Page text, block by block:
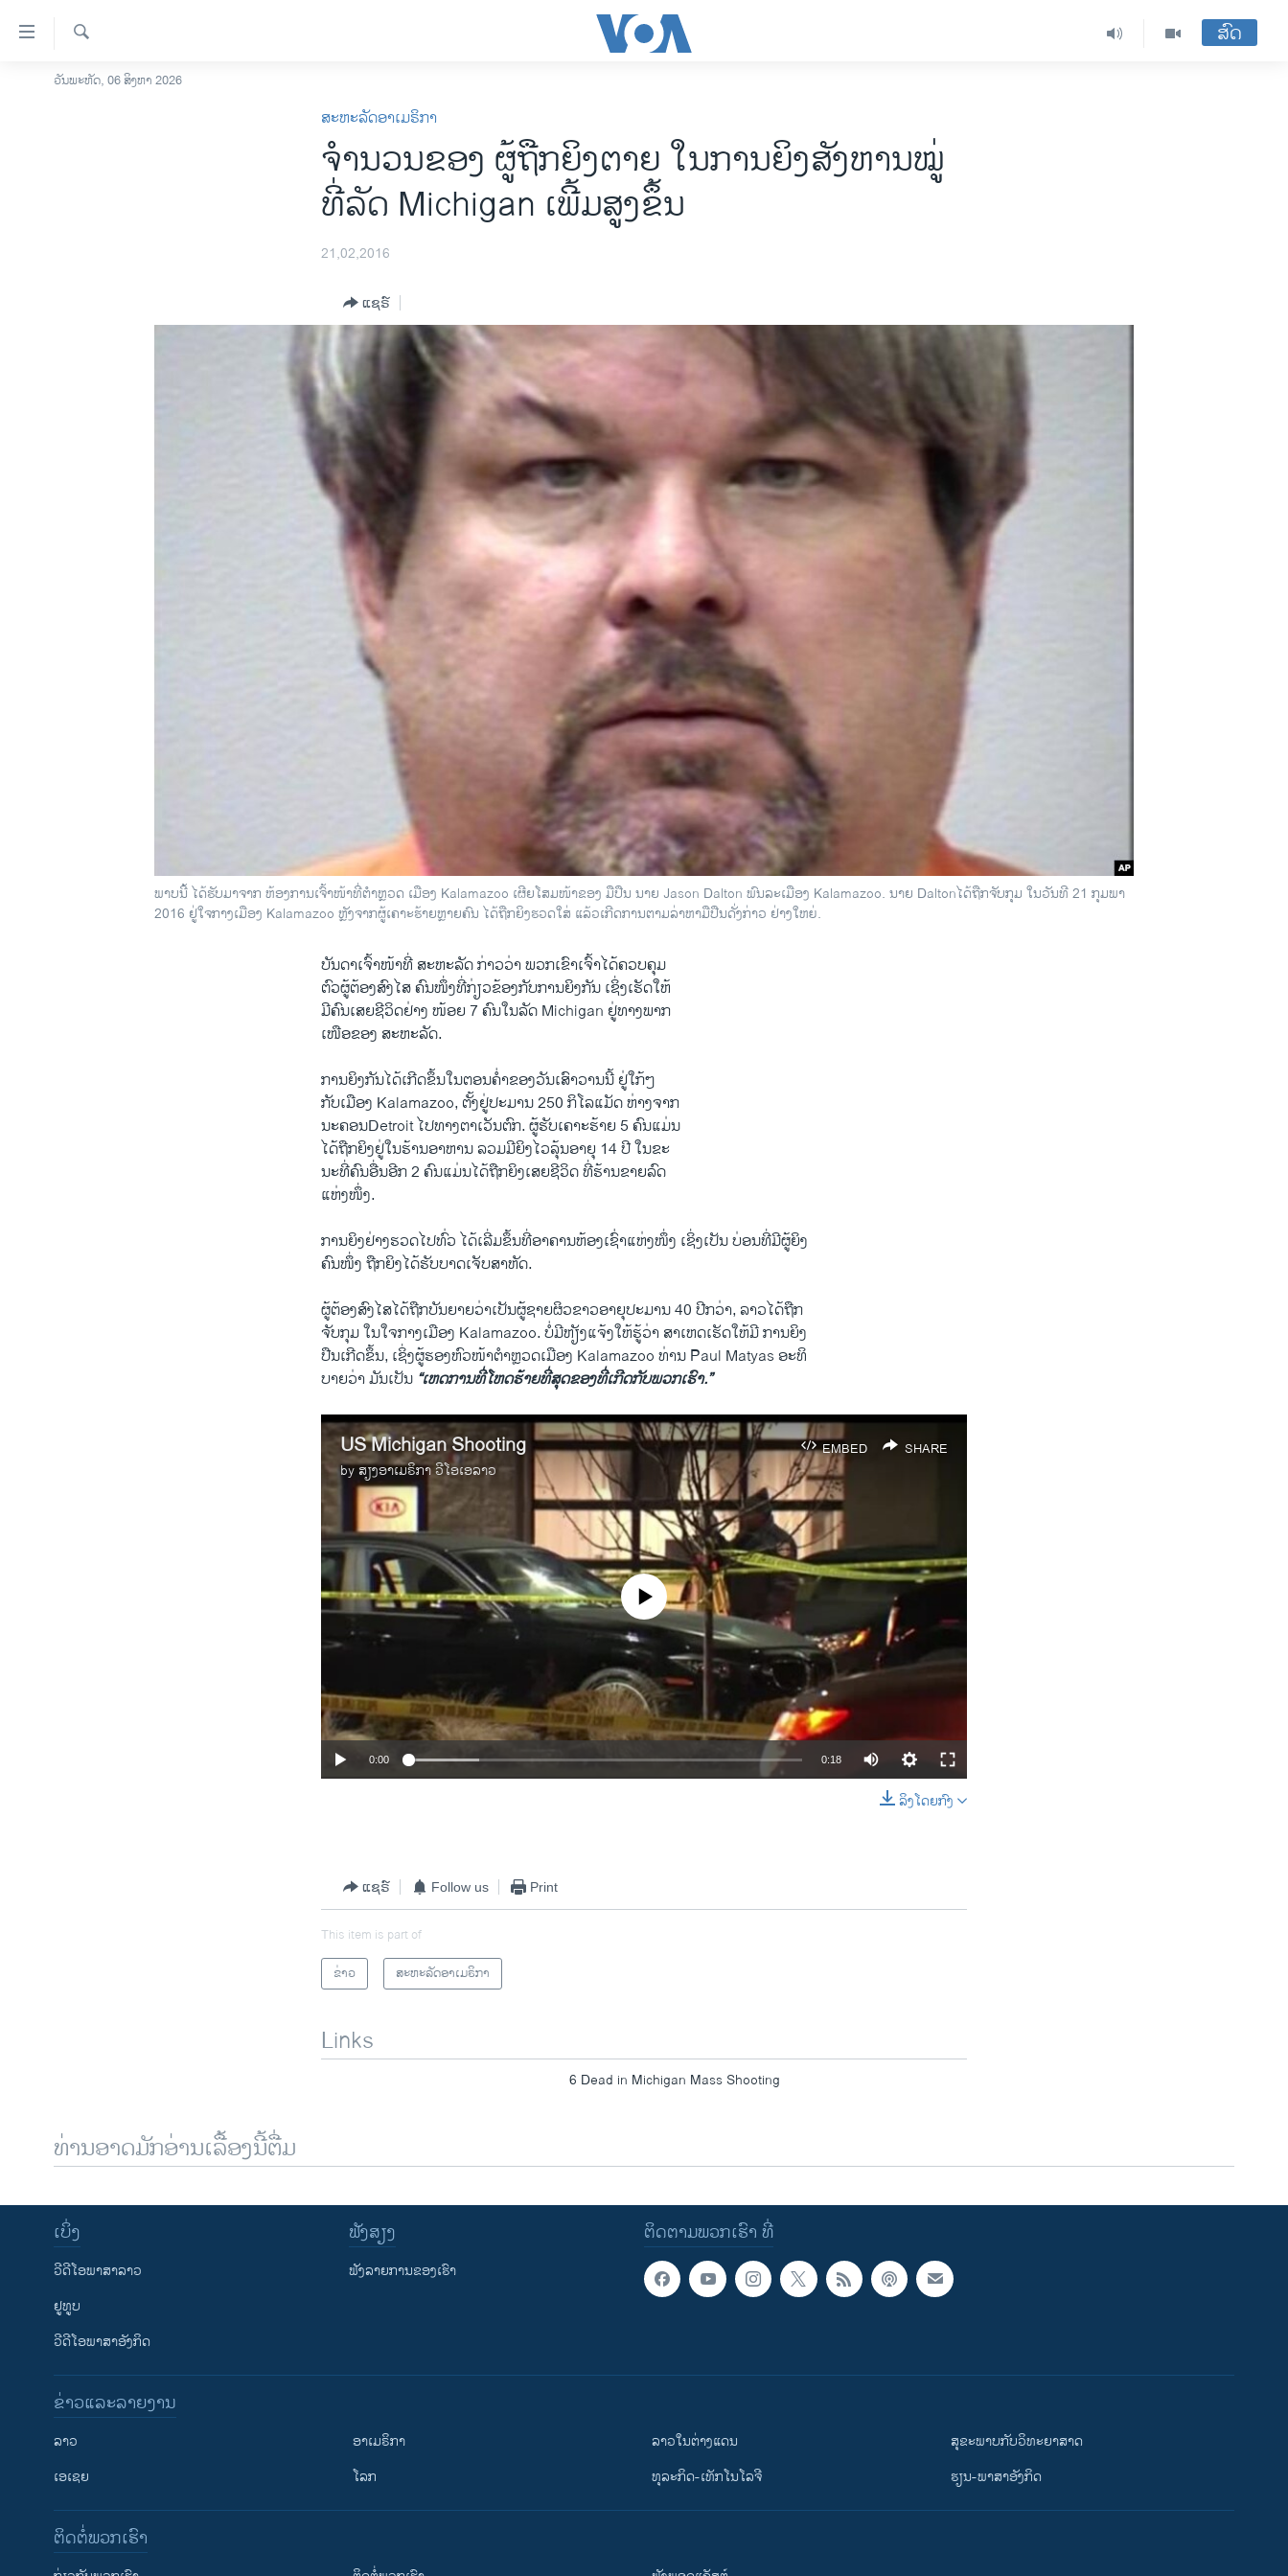
ລິ້ງ
ສຳຫລັບ
ໂຮມເພຈ
ຄົ້ນຫາ
ສົດ
ວັນພະຫັດ, 06 ສິງຫາ 2026
ສະຫະລັດອາເມຣິກາ
ຈຳນວນຂອງ ຜູ້ຖືກຍິງຕາຍ ໃນການຍິງສັງຫານໝູ່
ທີ່ລັດ Michigan ເພີ້ມສູງຂຶ້ນ
21,02,2016
ແຊຣ໌
ພາບນີ້ ໄດ້ຮັບມາຈາກ ຫ້ອງການເຈົ້າໜ້າທີ່ຕຳຫຼວດ ເມືອງ Kalamazoo ເຜີຍໂສມໜ້າຂອງ ມືປືນ ນາຍ Jason Dalton ພົນລະເມືອງ Kalamazoo. ນາຍ Daltonໄດ້ຖືກຈັບກຸມ ໃນວັນທີ 21 ກຸມພາ
2016 ຢູ່ໃຈກາງເມືອງ Kalamazoo ຫຼັງຈາກຜູ້ເຄາະຮ້າຍຫຼາຍຄົນ ໄດ້ຖືກຍິງຮວດໃສ່ ແລ້ວເກີດການຕາມລ່າຫາມືປືນດັ່ງກ່າວ ຢ່າງໃຫຍ່.
ບັນດາເຈົ້າໜ້າທີ່ ສະຫະລັດ ກ່າວວ່າ ພວກເຂົາເຈົ້າໄດ້ຄວບຄຸມ
ຕົວຜູ້ຕ້ອງສົງໄສ ຄົນໜຶ່ງທີ່ກ່ຽວຂ້ອງກັບການຍິງກັນ ເຊິ່ງເຮັດໃຫ້
ມີຄົນເສຍຊີວິດຢ່າງ ໜ້ອຍ 7 ຄົນໃນລັດ Michigan ຢູ່ທາງພາກ
ເໜືອຂອງ ສະຫະລັດ.
ການຍິງກັນໄດ້ເກີດຂຶ້ນໃນຕອນຄ່ຳຂອງວັນເສົາວານນີ້ ຢູ່ໃກ້ໆ
ກັບເມືອງ Kalamazoo, ຕັ້ງຢູ່ປະມານ 250 ກິໂລແມັດ ຫ່າງຈາກ
ນະຄອນDetroit ໄປທາງຕາເວັນຕົກ. ຜູ້ຮັບເຄາະຮ້າຍ 5 ຄົນແມ່ນ
ໄດ້ຖືກຍິງຢູ່ໃນຮ້ານອາຫານ ລວມມີຍິງໄວລຸ້ນອາຍຸ 14 ປີ ໃນຂະ
ນະທີ່ຄົນອື່ນອີກ 2 ຄົນແມ່ນໄດ້ຖືກຍິງເສຍຊີວິດ ທີ່ຮ້ານຂາຍລົດ
ແຫ່ງໜຶ່ງ.
ການຍິງຢ່າງຮວດໄປທົ່ວ ໄດ້ເລີ່ມຂຶ້ນທີ່ອາຄານຫ້ອງເຊົ່າແຫ່ງໜຶ່ງ ເຊິ່ງເປັນ ບ່ອນທີ່ມີຜູ້ຍິງ
ຄົນໜຶ່ງ ຖືກຍິງໄດ້ຮັບບາດເຈັບສາຫັດ.
ຜູ້ຕ້ອງສົງໄສໄດ້ຖືກບັນຍາຍວ່າເປັນຜູ້ຊາຍຜິວຂາວອາຍຸປະມານ 40 ປີກວ່າ, ລາວໄດ້ຖືກ
ຈັບກຸມ ໃນໃຈກາງເມືອງ Kalamazoo. ບໍ່ມີຫຽັງແຈ້ງໃຫ້ຮູ້ວ່າ ສາເຫດເຮັດໃຫ້ມີ ການຍິງ
ປືນເກີດຂຶ້ນ, ເຊິ່ງຜູ້ຮອງຫົວໜ້າຕຳຫຼວດເມືອງ Kalamazoo ທ່ານ Paul Matyas ອະທິ
ບາຍວ່າ ມັນເປັນ “ເຫດການທີ່ໂຫດຮ້າຍທີ່ສຸດຂອງທີ່ເກີດກັບພວກເຮົາ.”
EMBED SHARE
US Michigan Shooting
byສຽງອາເມຣິກາ ວີໂອເອລາວ
SHARE
No media source currently available
0:00 0:18
ລິງໂດຍກົງ
ແຊຣ໌ Follow us Print
This item is part of
ຂ່າວ
ສະຫະລັດອາເມຣິກາ
Links
6 Dead in Michigan Mass Shooting
ທ່ານອາດມັກອ່ານເລື້ອງນີ້ຕື່ມ
ຕິດຕາມພວກເຮົາ ທີ່
ເບິ່ງ
ວີດີໂອພາສາລາວ
ຢູທູບ
ວີດີໂອພາສາອັງກິດ
ຟັງສຽງ
ຟັງລາຍການຂອງເຮົາ
ຂ່າວແລະລາຍງານ
ລາວ
ເອເຊຍ
ອາເມຣິກາ
ໂລກ
ລາວໃນຕ່າງແດນ
ທຸລະກິດ-ເທັກໂນໂລຈີ
ສຸຂະພາບກັບວິທະຍາສາດ
ຮຽນ-ພາສາອັງກິດ
ຕິດຕໍ່ພວກເຮົາ